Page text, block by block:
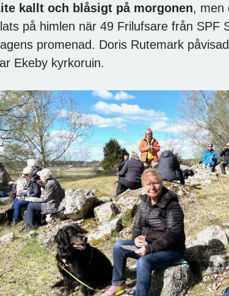
kallt och blåsigt på morgonen, men
på himlen när 49 Frilufsare från SPF
promenad. Doris Rutemark
Ekeby kyrkoruin.